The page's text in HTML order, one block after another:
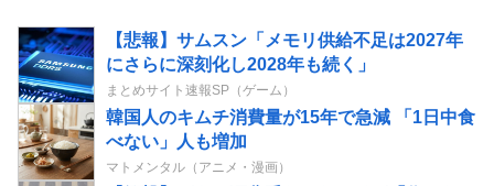
【悲報】サムスン「メモリ供給不足は2027年
にさらに深刻化し2028年も続く」
まとめサイト速報SP（ゲーム）
韓国人のキムチ消費量が15年で急減 「1日中食
べない」人も増加
マトメンタル（アニメ・漫画）